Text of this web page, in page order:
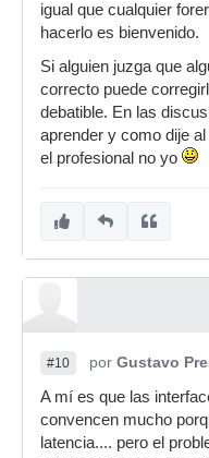
igual que cualquier
hacerlo es bienvenido.
Si alguien juzga que
correcto puede
debatible. En las
aprender y como dije
el profesional no yo
#10 por Gustavo
A mí es que las
convencen mucho
latencia.... pero el